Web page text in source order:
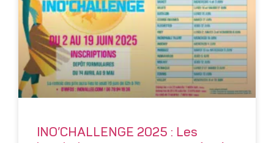
INO’CHALLENGE 2025 : Les